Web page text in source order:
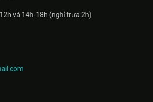
và 14h-18h (nghỉ trưa 2h)